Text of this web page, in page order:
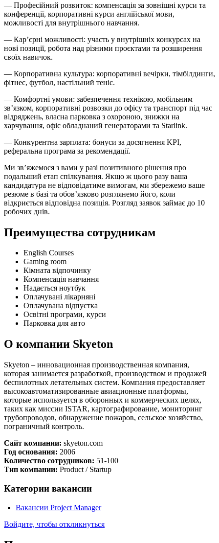
— Професійний розвиток: компенсація за зовнішні курси та
конференції, корпоративні курси англійської мови,
можливості для внутрішнього навчання.
— Кар’єрні можливості: участь у внутрішніх конкурсах на
нові позиції, робота над різними проєктами та розширення
своїх навичок.
— Корпоративна культура: корпоративні вечірки, тімбілдинги,
фітнес, футбол, настільний теніс.
— Комфортні умови: забезпечення технікою, мобільним
зв’язком, корпоративні розвозки до офісу та транспорт під час
відряджень, власна парковка з охороною, знижки на
харчування, офіс обладнаний генераторами та Starlink.
— Конкурентна зарплата: бонуси за досягнення KPI,
реферальна програма за рекомендації.
Ми зв’яжемося з вами у разі позитивного рішення про
подальший етап спілкування. Якщо ж цього разу ваша
кандидатура не відповідатиме вимогам, ми збережемо ваше
резюме в базі та обов’язково розглянемо його, коли
відкриється відповідна позиція. Розгляд заявок займає до 10
робочих днів.
Преимущества сотрудникам
English Courses
Gaming room
Кімната відпочинку
Компенсація навчання
Надається ноутбук
Оплачувані лікарняні
Оплачувана відпустка
Освітні програми, курси
Парковка для авто
О компании Skyeton
Skyeton – инновационная производственная компания,
которая занимается разработкой, производством и продажей
беспилотных летательных систем. Компания предоставляет
высокоавтоматизированные авиационные платформы,
которые используется в оборонных и коммерческих целях,
таких как миссии ISTAR, картографирование, мониторинг
трубопроводов, обнаружение пожаров, сельское хозяйство,
пограничный контроль.
Сайт компании: skyeton.com
Год основания: 2006
Количество сотрудников: 51-100
Тип компании: Product / Startup
Категории вакансии
Вакансии Project Manager
Войдите, чтобы откликнуться